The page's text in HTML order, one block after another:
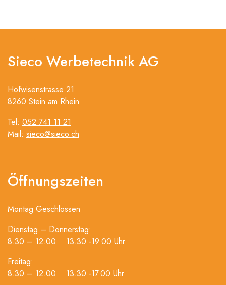
Sieco Werbetechnik AG
Hofwisenstrasse 21
8260 Stein am Rhein
Tel: 052 741 11 21
Mail: sieco@sieco.ch
Öffnungszeiten
Montag Geschlossen
Dienstag – Donnerstag:
8.30 – 12.00 13.30 -19.00 Uhr
Freitag:
8.30 – 12.00 13.30 -17.00 Uhr